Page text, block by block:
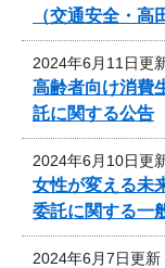
（交通安全・
2024年6月11日更
高齢者向け消費
託に関する公告
2024年6月10日更
女性が変える未
委託に関する一
2024年6月7日更新